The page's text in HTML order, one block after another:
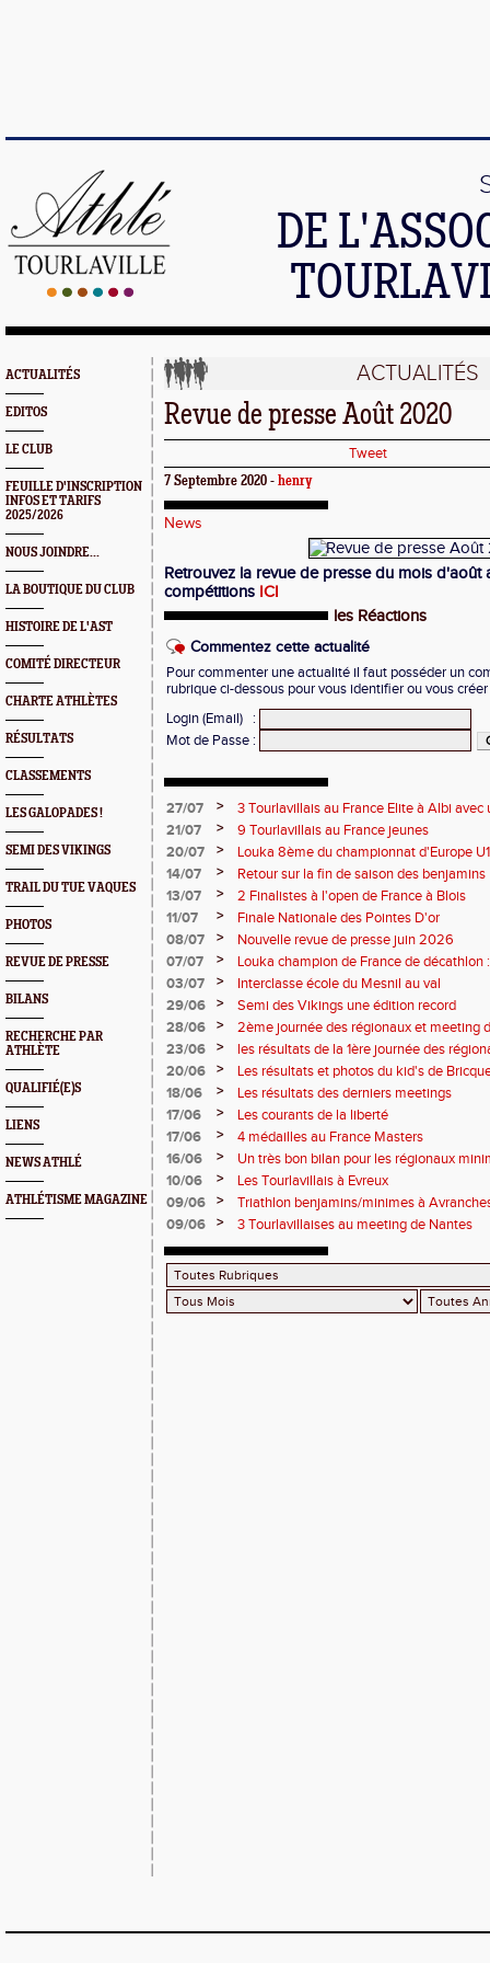
DE
ACTUALITÉS
EDITOS
LE CLUB
FEUILLE D'INSCRIPTION
INFOS ET TARIFS
2025/2026
NOUS JOINDRE...
LA BOUTIQUE DU CLUB
HISTOIRE DE L'AST
COMITÉ DIRECTEUR
CHARTE ATHLÈTES
RÉSULTATS
CLASSEMENTS
LES GALOPADES !
SEMI DES VIKINGS
TRAIL DU TUE VAQUES
PHOTOS
REVUE DE PRESSE
BILANS
RECHERCHE PAR
ATHLÈTE
QUALIFIÉ(E)S
LIENS
NEWS ATHLÉ
ATHLÉTISME MAGAZINE
ACTUALITÉS
Revue de presse Août 2020
Tweet
7 Septembre 2020 - henry
News
Retrouvez la revue de presse du mois d'août
compétitions ICI
les Réactions
Commentez cette actualité
Pour commenter une actualité il faut posséder un
rubrique ci-dessous pour vous identifier ou vous
Login (Email)
:
Mot de Passe :
27/07 >
3 Tourlavillais au France Elite à Albi
Juliette
21/07 >
9 Tourlavillais au France jeunes
20/07
>
Louka 8ème du championnat d'Europe
14/07
>
Retour sur la fin de saison des benjamins
13/07
>
2 Finalistes à l'open de France à Blois
11/07
>
Finale Nationale des Pointes D'or
08/07
>
Nouvelle revue de presse juin 2026
07/07
>
Louka champion de France de décathlon
points !
03/07 >
Interclasse école du Mesnil au val
29/06
>
Semi des Vikings une édition record
28/06
>
2ème journée des régionaux et meeting
23/06
>
les résultats de la 1ère journée des
2 titres
20/06 >
Les résultats et photos du kid's de
18/06
>
Les résultats des derniers meetings
17/06
>
Les courants de la liberté
17/06
>
4 médailles au France Masters
16/06
>
Un très bon bilan pour les régionaux
10/06
>
Les Tourlavillais à Evreux
09/06
>
Triathlon benjamins/minimes à
09/06
> 3 Tourlavillaises au meeting de Nantes